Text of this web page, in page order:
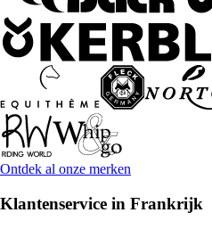
Ontdek al onze merken
Klantenservice in Frankrijk